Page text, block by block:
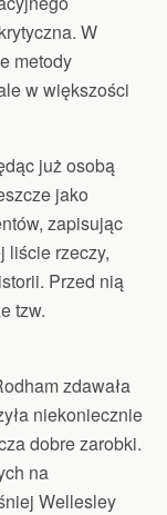
W
metody
w większości
już osobą
jako
zapisując
liście rzeczy,
Przed nią
tzw.
zdawała
niekoniecznie
dobre zarobki.
na
Wellesley